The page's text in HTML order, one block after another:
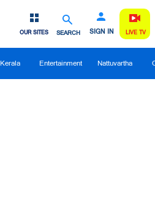
SEARCH SIGN IN
OUR SITES LIVE TV
Kerala Entertainment Nattuvartha